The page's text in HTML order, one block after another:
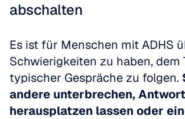
abschalten
Es ist für Menschen mit ADHS
Schwierigkeiten zu haben, dem
typischer Gespräche zu folgen.
andere unterbrechen,
herausplatzen lassen oder